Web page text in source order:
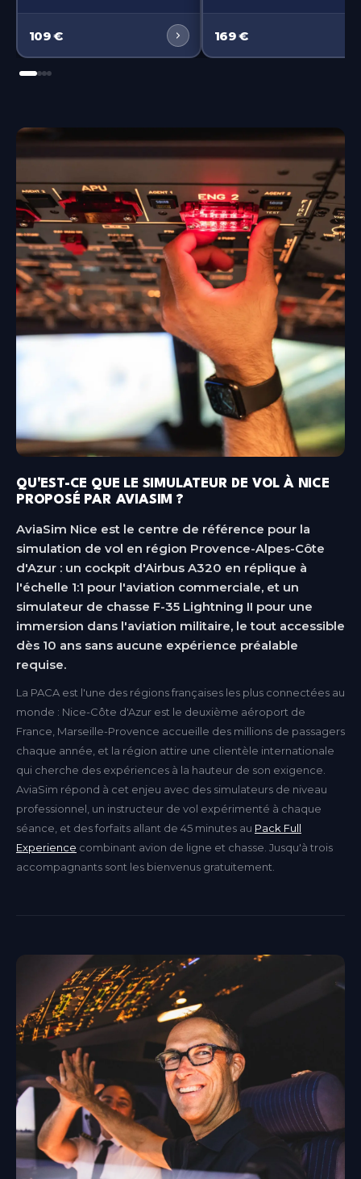
109€ 169€
QU'EST-CE QUE LE SIMULATEUR DE VOL À NICE
PROPOSÉ PAR AVIASIM ?
AviaSim Nice est le centre de référence pour la
simulation de vol en région Provence-Alpes-Côte
d'Azur : un cockpit d'Airbus A320 en réplique à
l'échelle 1:1 pour l'aviation commerciale, et un
simulateur de chasse F-35 Lightning II pour une
immersion dans l'aviation militaire, le tout accessible
dès 10 ans sans aucune expérience préalable
requise.
La PACA est l'une des régions françaises les plus connectées au
monde : Nice-Côte d'Azur est le deuxième aéroport de
France, Marseille-Provence accueille des millions de passagers
chaque année, et la région attire une clientèle internationale
qui cherche des expériences à la hauteur de son exigence.
AviaSim répond à cet enjeu avec des simulateurs de niveau
professionnel, un instructeur de vol expérimenté à chaque
séance, et des forfaits allant de 45 minutes au Pack Full
Experience combinant avion de ligne et chasse. Jusqu'à trois
accompagnants sont les bienvenus gratuitement.